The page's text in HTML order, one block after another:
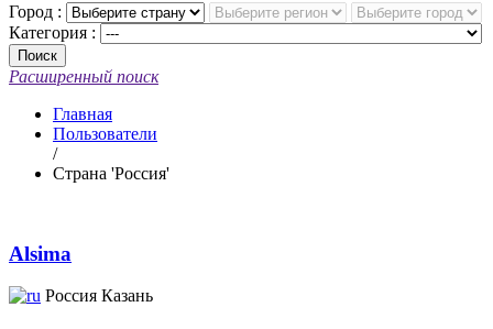
Город :
Категория :
Поиск
Расширенный поиск
Главная
Пользователи
/
Страна 'Россия'
Alsima
Россия Казань